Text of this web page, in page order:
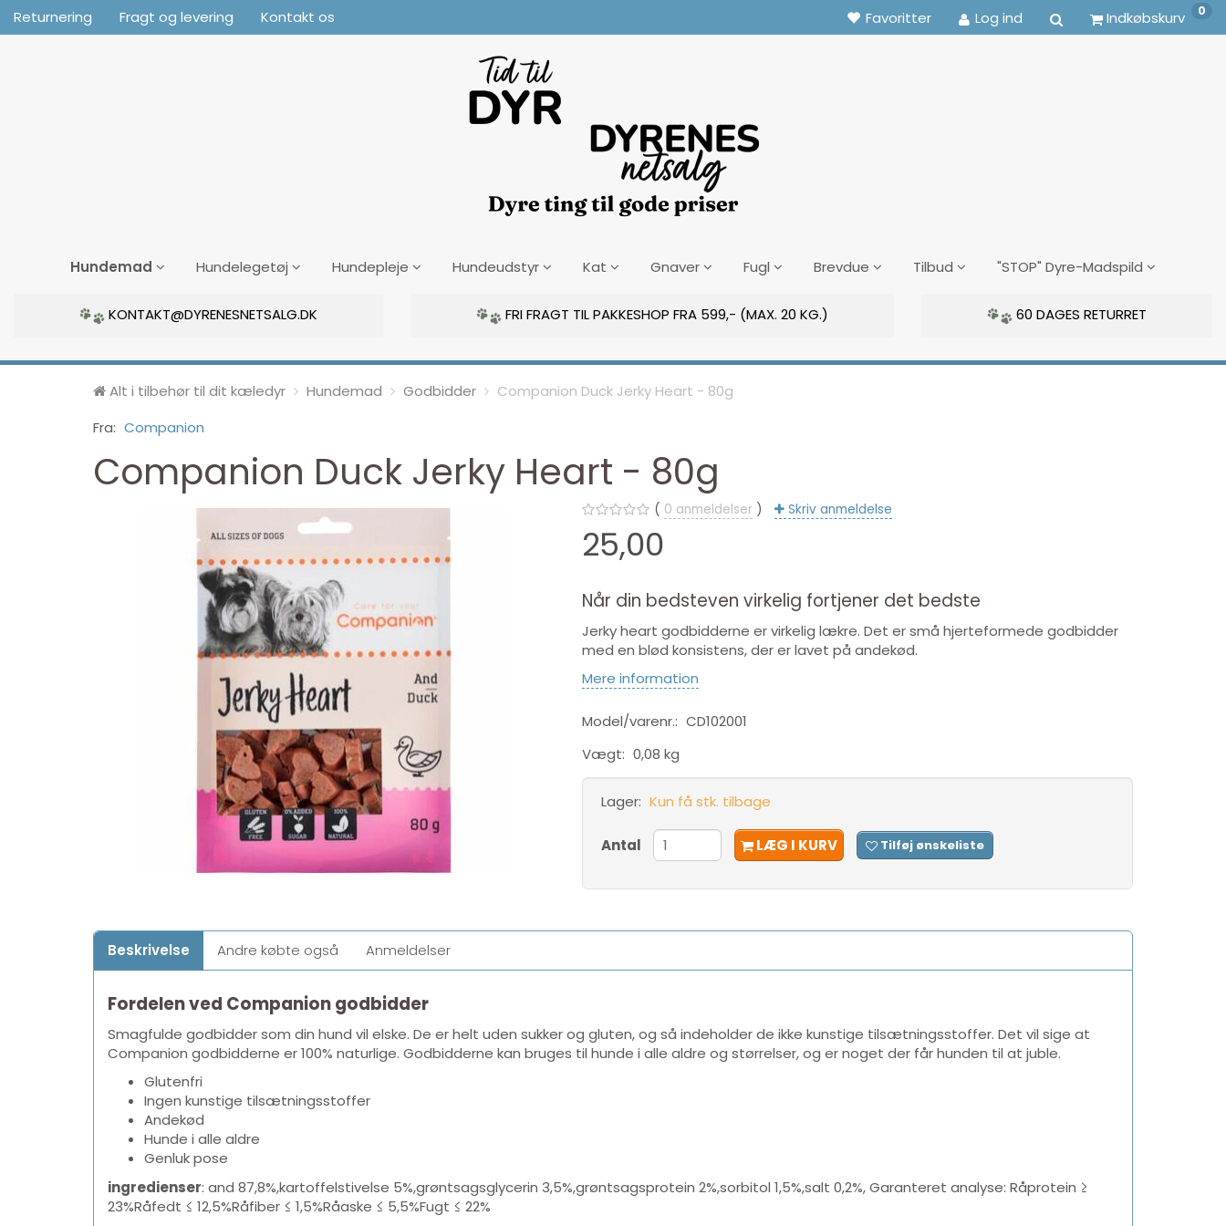
Returnering Fragt og levering Kontakt os Favoritter Log ind Indkøbskurv 0
Hundemad Hundelegetøj Hundepleje Hundeudstyr Kat Gnaver Fugl Brevdue Tilbud "STOP" Dyre-Madspild
KONTAKT@DYRENESNETSALG.DK FRI FRAGT TIL PAKKESHOP FRA 599,- (MAX. 20 KG.) 60 DAGES RETURRET
Alt i tilbehør til dit kæledyr Hundemad Godbidder
Companion Duck Jerky Heart - 80g
Fra: Companion
Companion Duck Jerky Heart - 80g
0 anmeldelser Skriv anmeldelse
25,00
Når din bedsteven virkelig fortjener det bedste
Jerky heart godbidderne er virkelig lækre. Det er små hjerteformede godbidder
med en blød konsistens, der er lavet på andekød.
Mere information
Model/varenr.: CD102001
Vægt: 0,08 kg
Lager: Kun få stk. tilbage
Antal LÆG I KURV Tilføj ønskeliste
Beskrivelse Andre købte også Anmeldelser
Fordelen ved Companion godbidder
Smagfulde godbidder som din hund vil elske. De er helt uden sukker og gluten, og så indeholder de ikke kunstige tilsætningsstoffer. Det vil sige at
Companion godbidderne er 100% naturlige. Godbidderne kan bruges til hunde i alle aldre og størrelser, og er noget der får hunden til at juble.
Glutenfri
Ingen kunstige tilsætningsstoffer
Andekød
Hunde i alle aldre
Genluk pose
ingredienser: and 87,8%,kartoffelstivelse 5%,grøntsagsglycerin 3,5%,grøntsagsprotein 2%,sorbitol 1,5%,salt 0,2%, Garanteret analyse: Råprotein ≥
23%Råfedt ≤ 12,5%Råfiber ≤ 1,5%Råaske ≤ 5,5%Fugt ≤ 22%